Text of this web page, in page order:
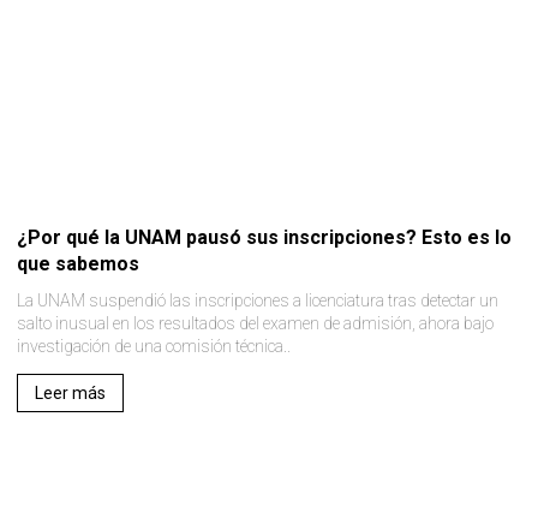
¿Por qué la UNAM pausó sus inscripciones? Esto es lo
que sabemos
La UNAM suspendió las inscripciones a licenciatura tras detectar un
salto inusual en los resultados del examen de admisión, ahora bajo
investigación de una comisión técnica..
Leer más